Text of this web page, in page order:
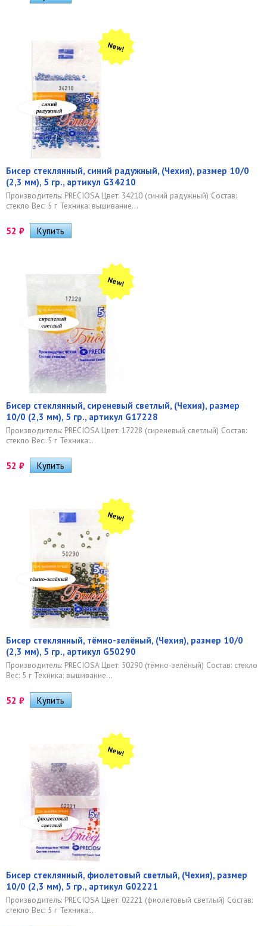
New!
Бисер стеклянный, синий радужный, (Чехия), размер 10/0
(2,3 мм), 5 гр., артикул G34210
Производитель: PRECIOSA Цвет: 34210 (синий радужный) Состав:
стекло Вес: 5 г Техника: вышивание...
52 ₽
New!
Бисер стеклянный, сиреневый светлый, (Чехия), размер
10/0 (2,3 мм), 5 гр., артикул G17228
Производитель: PRECIOSA Цвет: 17228 (сиреневый светлый) Состав:
стекло Вес: 5 г Техника:...
52 ₽
New!
Бисер стеклянный, тёмно-зелёный, (Чехия), размер 10/0
(2,3 мм), 5 гр., артикул G50290
Производитель: PRECIOSA Цвет: 50290 (тёмно-зелёный) Состав: стекло
Вес: 5 г Техника: вышивание...
52 ₽
New!
Бисер стеклянный, фиолетовый светлый, (Чехия), размер
10/0 (2,3 мм), 5 гр., артикул G02221
Производитель: PRECIOSA Цвет: 02221 (фиолетовый светлый) Состав:
стекло Вес: 5 г Техника:...